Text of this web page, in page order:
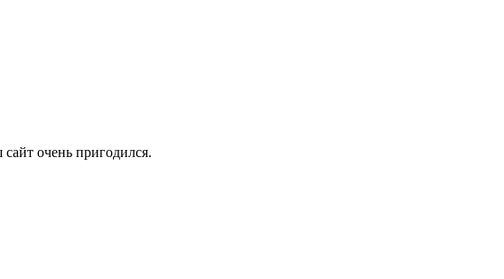
очень пригодился.